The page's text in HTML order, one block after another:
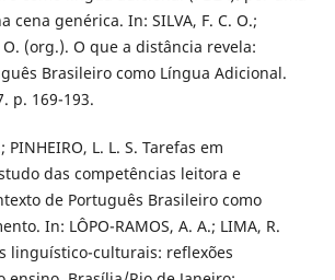
cena genérica. In: SILVA, F. C. O.;
O. (org.). O que a distância revela:
Brasileiro como Língua Adicional.
p. 169-193.
PINHEIRO, L. L. S. Tarefas em
das competências leitora e
de Português Brasileiro como
In: LÔPO-RAMOS, A. A.; LIMA, R.
linguístico-culturais: reflexões